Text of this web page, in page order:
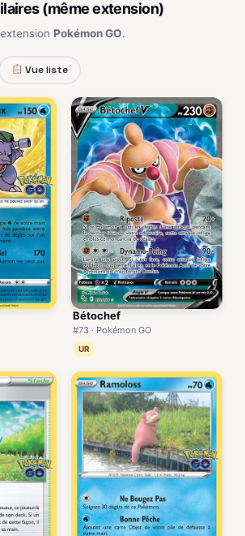
(même extension)
Pokémon GO.
Vue liste
Bétochef
#73 · Pokémon GO
UR